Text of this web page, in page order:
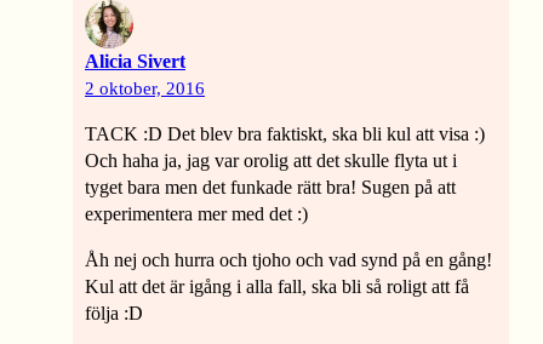
Alicia Sivert
2 oktober, 2016
TACK :D Det blev bra faktiskt, ska bli kul att visa :)
Och haha ja, jag var orolig att det skulle flyta ut i
tyget bara men det funkade rätt bra! Sugen på att
experimentera mer med det :)
Åh nej och hurra och tjoho och vad synd på en gång!
Kul att det är igång i alla fall, ska bli så roligt att få
följa :D